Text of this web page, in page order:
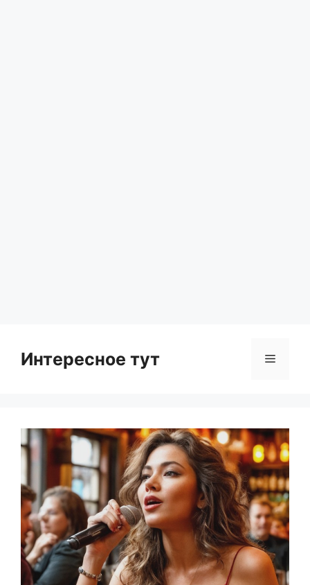
Интересное тут Menu